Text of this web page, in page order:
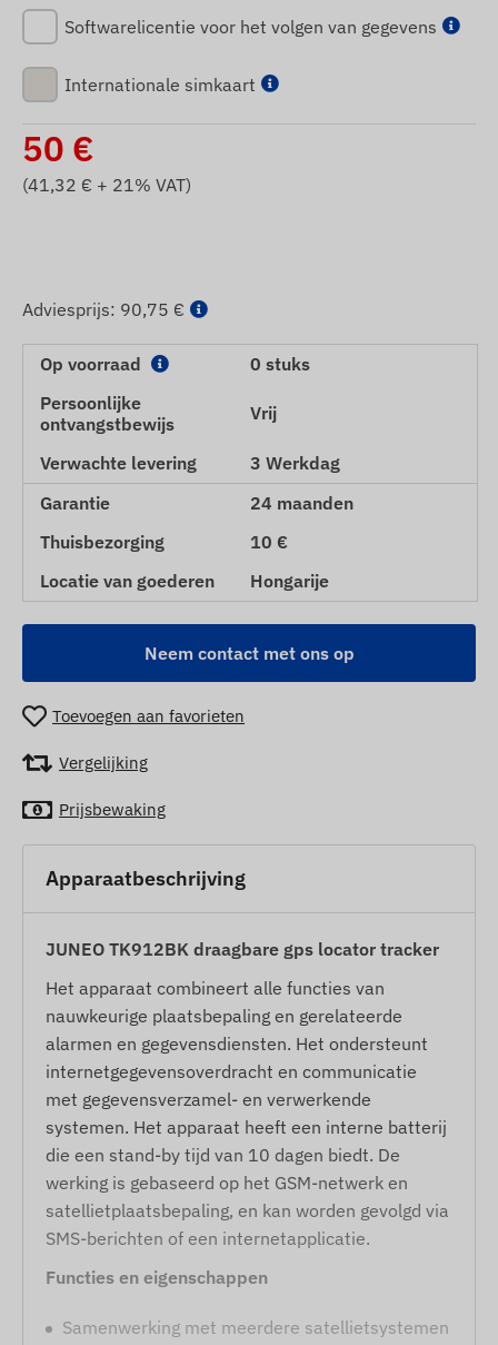
Softwarelicentie voor het volgen van gegevens
Internationale simkaart
50 €
(41,32 € + 21% VAT)
Adviesprijs: 90,75 €
Op voorraad
0 stuks
Persoonlijke
ontvangstbewijs
Vrij
Verwachte levering
3 Werkdag
Garantie
24 maanden
Thuisbezorging
10 €
Locatie van goederen
Hongarije
Neem contact met ons op
Toevoegen aan favorieten
Vergelijking
Prijsbewaking
Apparaatbeschrijving
JUNEO TK912BK draagbare gps locator tracker
Het apparaat combineert alle functies van
nauwkeurige plaatsbepaling en gerelateerde
alarmen en gegevensdiensten. Het ondersteunt
internetgegevensoverdracht en communicatie
met gegevensverzamel- en verwerkende
systemen. Het apparaat heeft een interne batterij
die een stand-by tijd van 10 dagen biedt. De
werking is gebaseerd op het GSM-netwerk en
satellietplaatsbepaling, en kan worden gevolgd via
SMS-berichten of een internetapplicatie.
Functies en eigenschappen
Samenwerking met meerdere satellietsystemen